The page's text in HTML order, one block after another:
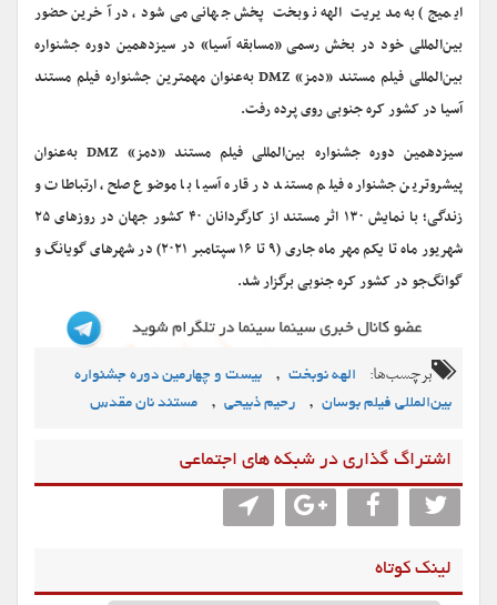
ایمیج) به مدیریت الهه نوبخت پخش جهانی می‌شود، در آخرین حضور
بین‌المللی خود در بخشرسمی «مسابقه آسیا» در سیزدهمین دوره جشنواره
بین‌المللی فیلم مستند «‌دمز» DMZبه‌عنوان مهمترین جشنواره فیلم مستند
آسیا در کشور کره جنوبی روی پرده رفت.
سیزدهمین دورهجشنواره بین‌المللی فیلم مستند «‌دمز» DMZبه‌عنوان
پیشروترین جشنواره فیلم مستند در قاره آسیا با موضوع صلح، ارتباطات و
زندگی؛ با نمایش ۱۳۰ اثر مستند از کارگردانان ۴۰ کشور جهان در روزهای ۲۵
شهریور ماه تا یکم مهر ماه ‌جاری (۹ تا ۱۶ سپتامبر ۲۰۲۱) در شهرهای گویانگ و
گوانگ‌جو در کشور کره جنوبی برگزار شد.
برچسب‌ها: الهه نوبخت ,
بیست و چهارمین دوره جشنواره
بین‌المللی فیلم بوسان , رحیم ذبیحی , مستند نان مقدس
اشتراگ گذاری در شبکه های اجتماعی
لینک کوتاه